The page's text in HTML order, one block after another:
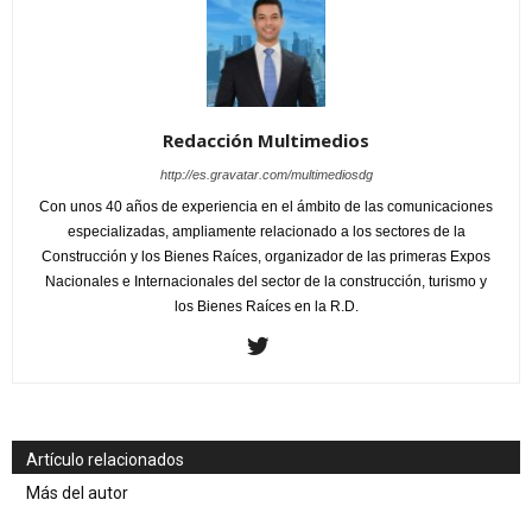
Redacción Multimedios
http://es.gravatar.com/multimediosdg
Con unos 40 años de experiencia en el ámbito de las comunicaciones
especializadas, ampliamente relacionado a los sectores de la
Construcción y los Bienes Raíces, organizador de las primeras Expos
Nacionales e Internacionales del sector de la construcción, turismo y
los Bienes Raíces en la R.D.
Artículo relacionados
Más del autor